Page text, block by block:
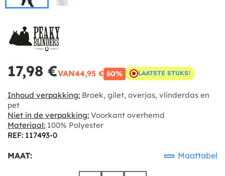
17,98 €VAN44,95 € 60% LAATSTE STUKS!
Inhoud verpakking: Broek, gilet, overjas, vlinderdas en
pet
Niet in de verpakking: Voorkant overhemd
Materiaal: 100% Polyester
REF: 117493-0
MAAT: Maattabel